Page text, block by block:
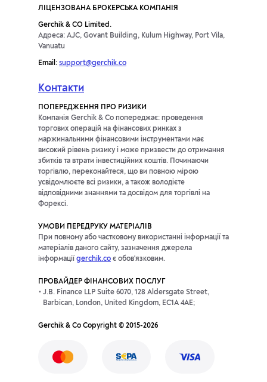
ЛІЦЕНЗОВАНА БРОКЕРСЬКА КОМПАНІЯ
Gerchik & CO Limited.
Адреса: AJC, Govant Building, Kulum Highway, Port Vila,
Vanuatu
Email: support@gerchik.co
Контакти
ПОПЕРЕДЖЕННЯ ПРО РИЗИКИ
Компанія Gerchik & Co попереджає: проведення
торгових операцій на фінансових ринках з
маржинальними фінансовими інструментами має
високий рівень ризику і може призвести до отримання
збитків та втрати інвестиційних коштів. Починаючи
торгівлю, переконайтеся, що ви повною мірою
усвідомлюєте всі ризики, а також володієте
відповідними знаннями та досвідом для торгівлі на
Форексі.
УМОВИ ПЕРЕДРУКУ МАТЕРІАЛІВ
При повному або частковому використанні інформації та
матеріалів даного сайту, зазначення джерела
інформації gerchik.co є обов'язковим.
ПРОВАЙДЕР ФІНАНСОВИХ ПОСЛУГ
J.B. Finance LLP Suite 6070, 128 Aldersgate Street,
Barbican, London, United Kingdom, EC1A 4AE;
Gerchik & Co Copyright © 2015-2026